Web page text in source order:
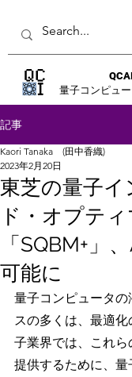
QCAI
量子コンピュ
記事
東芝の量子
ド・オプテ
「SQBM+」
可能に
Kaori Tanaka (田中香織)
2023年2月20日
量子コンピュータ
スの多くは、最適
子業界では、これ
提供するために、量